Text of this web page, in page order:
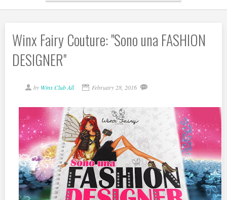
Winx Fairy Couture: ''Sono una FASHION
DESIGNER''
by Winx Club All February 28, 2016